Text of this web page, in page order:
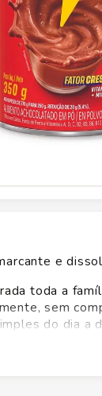
e
toda a
sem
do dia a